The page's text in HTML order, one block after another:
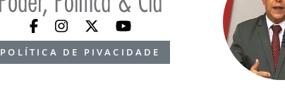
POLÍTICA DE PIVACIDADE